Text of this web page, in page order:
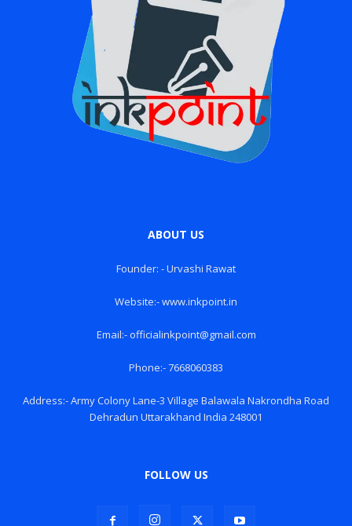
ABOUT US
Founder: - Urvashi Rawat
Website:- www.inkpoint.in
Email:- officialinkpoint@gmail.com
Phone:- 7668060383
Address:- Army Colony Lane-3 Village Balawala Nakrondha Road
Dehradun Uttarakhand India 248001
FOLLOW US